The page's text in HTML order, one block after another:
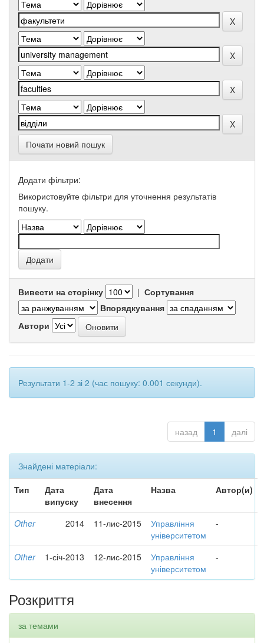
Почати новий пошук
Додати фільтри:
Використовуйте фільтри для уточнення результатів
пошуку.
Вивести на сторінку | Сортування
Впорядкування
Автори
Результати 1-2 зі 2 (час пошуку: 0.001 секунди).
назад 1 далі
Знайдені матеріали:
Тип
Дата
випуску
Дата
внесення
Назва Автор(и)
Other 2014 11-лис-2015
Управління
університетом
-
Other 1-січ-2013 12-лис-2015
Управління
університетом
-
Розкриття
за темами